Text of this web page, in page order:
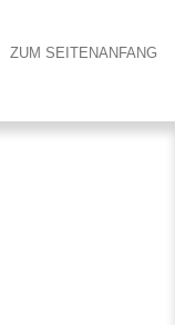
ZUM SEITENANFANG